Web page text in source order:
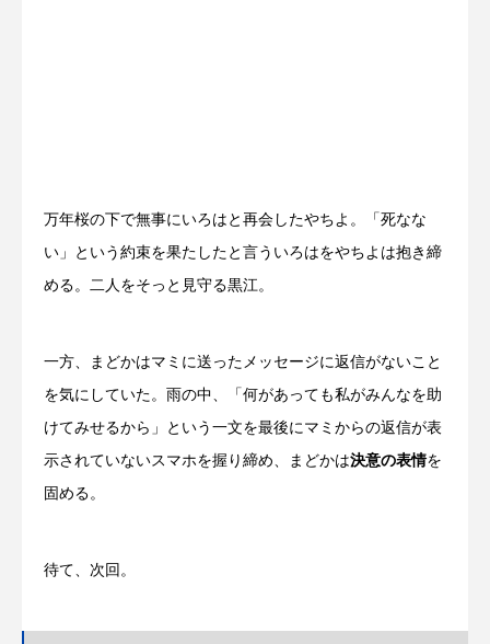
万年桜の下で無事にいろはと再会したやちよ。「死なな
い」という約束を果たしたと言ういろはをやちよは抱き締
める。二人をそっと見守る黒江。
一方、まどかはマミに送ったメッセージに返信がないこと
を気にしていた。雨の中、「何があっても私がみんなを助
けてみせるから」という一文を最後にマミからの返信が表
示されていないスマホを握り締め、まどかは決意の表情を
固める。
待て、次回。